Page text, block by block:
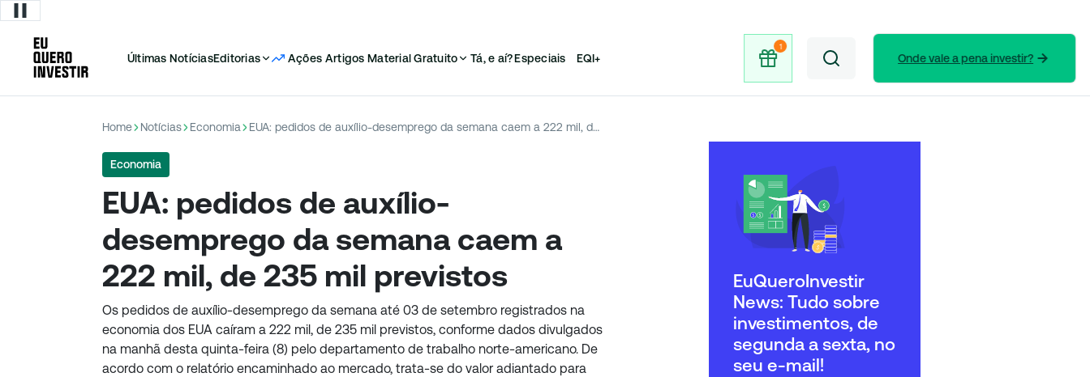
Últimas NotíciasEditorias Ações Artigos Material Gratuito Tá, e aí?Especiais EQI+ Onde vale a pena investir?
Home Notícias Economia EUA: pedidos de auxílio-desemprego da semana caem a 222 mil, de 235 mil previstos
Economia
EUA: pedidos de auxílio-
desemprego da semana caem a
222 mil, de 235 mil previstos
Os pedidos de auxílio-desemprego da semana até 03 de setembro registrados na
economia dos EUA caíram a 222 mil, de 235 mil previstos, conforme dados divulgados
na manhã desta quinta-feira (8) pelo departamento de trabalho norte-americano. De
acordo com o relatório encaminhado ao mercado, trata-se do valor adiantado para
EuQueroInvestir
News: Tudo sobre
investimentos, de
segunda a sexta, no
seu e-mail!